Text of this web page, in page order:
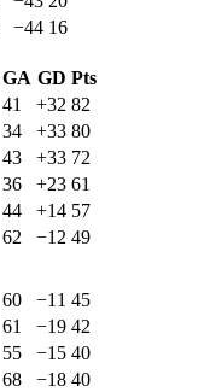
−44 16
GA GD Pts
41 +32 82
34 +33 80
43 +33 72
36 +23 61
44 +14 57
62 −12 49
60 −11 45
61 −19 42
55 −15 40
68 −18 40